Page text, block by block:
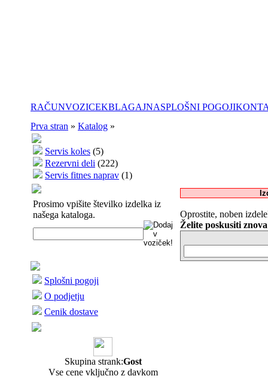
RAČUNVOZICEKBLAGAJNASPLOŠNI POGOJI
Prva stran » Katalog »
Servis koles (5)
Rezervni deli (222)
Servis fitnes naprav (1)
Prosimo vpišite številko izdelka iz
našega kataloga.
Splošni pogoji
O podjetju
Cenik dostave
Skupina strank:Gost
Vse cene vključno z davkom
Oprostite, noben
Želite poskusiti